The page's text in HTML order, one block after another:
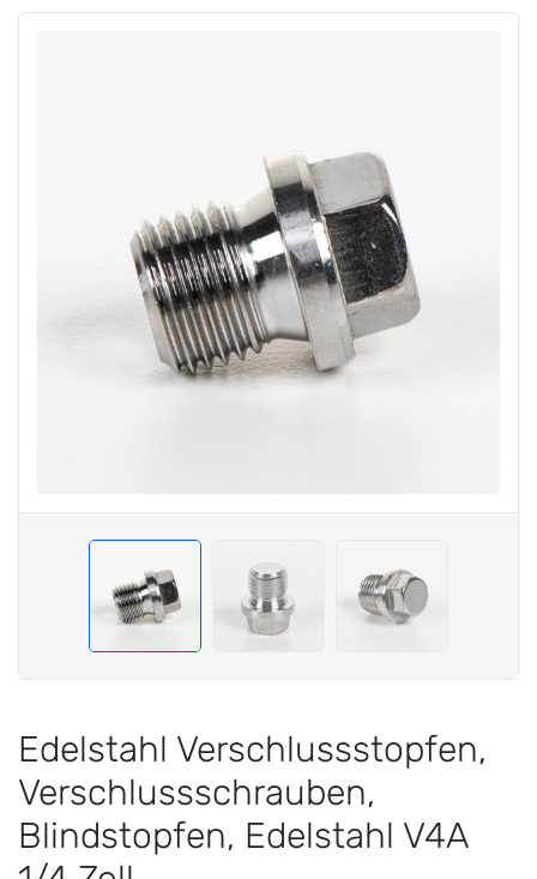
Edelstahl Verschlussstopfen,
Verschlussschrauben,
Blindstopfen, Edelstahl V4A